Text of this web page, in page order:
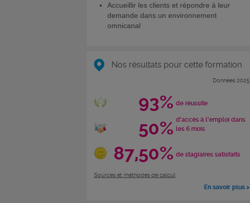
Accueillir les clients et répondre à leur
demande dans un environnement
omnicanal
Nos résultats pour cette formation
Données 2025
93% de réussite
50% d'accès à l'emploi dans
les 6 mois
87,50% de stagiaires satisfaits
Sources et méthodes de calcul
En savoir plus >